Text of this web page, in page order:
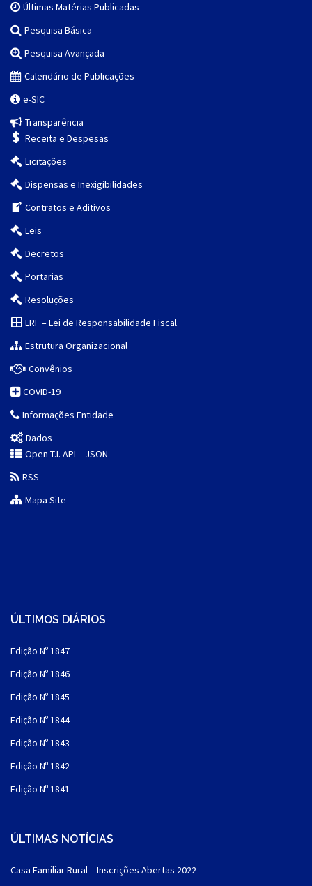
Últimas Matérias Publicadas
Pesquisa Básica
Pesquisa Avançada
Calendário de Publicações
e-SIC
Transparência
Receita e Despesas
Licitações
Dispensas e Inexigibilidades
Contratos e Aditivos
Leis
Decretos
Portarias
Resoluções
LRF – Lei de Responsabilidade Fiscal
Estrutura Organizacional
Convênios
COVID-19
Informações Entidade
Dados
Open T.I. API – JSON
RSS
Mapa Site
ÚLTIMOS DIÁRIOS
Edição Nº 1847
Edição Nº 1846
Edição Nº 1845
Edição Nº 1844
Edição Nº 1843
Edição Nº 1842
Edição Nº 1841
ÚLTIMAS NOTÍCIAS
Casa Familiar Rural – Inscrições Abertas 2022